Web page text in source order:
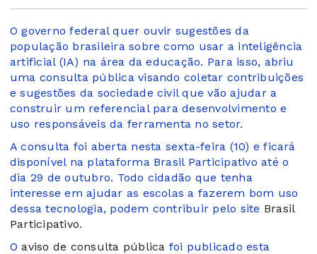
O governo federal quer ouvir sugestões da
população brasileira sobre como usar a inteligência
artificial (IA) na área da educação. Para isso, abriu
uma consulta pública visando coletar contribuições
e sugestões da sociedade civil que vão ajudar a
construir um referencial para desenvolvimento e
uso responsáveis da ferramenta no setor.
A consulta foi aberta nesta sexta-feira (10) e ficará
disponível na plataforma Brasil Participativo até o
dia 29 de outubro. Todo cidadão que tenha
interesse em ajudar as escolas a fazerem bom uso
dessa tecnologia, podem contribuir pelo site Brasil
Participativo.
Oaviso de consulta pública foi publicado esta